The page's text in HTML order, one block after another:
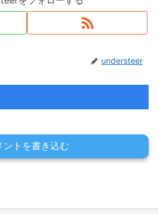
understeer
ントを書き込む